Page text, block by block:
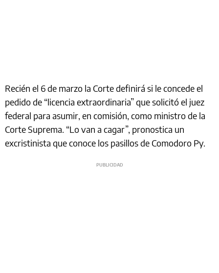
Recién el 6 de marzo la Corte definirá si le concede el
pedido de “licencia extraordinaria” que solicitó el juez
federal para asumir, en comisión, como ministro de la
Corte Suprema. “Lo van a cagar”, pronostica un
excristinista que conoce los pasillos de Comodoro Py.